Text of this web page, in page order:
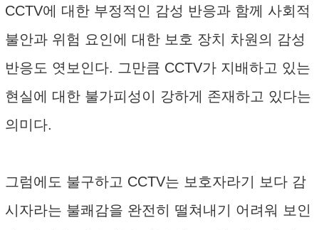
CCTV에 대한 부정적인 감성 반응과 함께 사회적
불안과 위험 요인에 대한 보호 장치 차원의 감성
반응도 엿보인다. 그만큼 CCTV가 지배하고 있는
현실에 대한 불가피성이 강하게 존재하고 있다는
의미다.
그럼에도 불구하고 CCTV는 보호자라기 보다 감
시자라는 불쾌감을 완전히 떨쳐내기 어려워 보인